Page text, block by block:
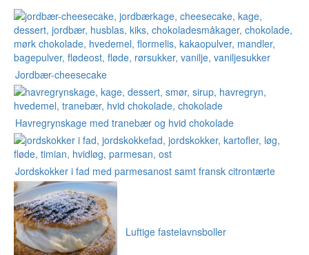
Jordbær-cheesecake
Havregrynskage med tranebær og hvid chokolade
Jordskokker i fad med parmesanost samt fransk citrontærte
Luftige fastelavnsboller